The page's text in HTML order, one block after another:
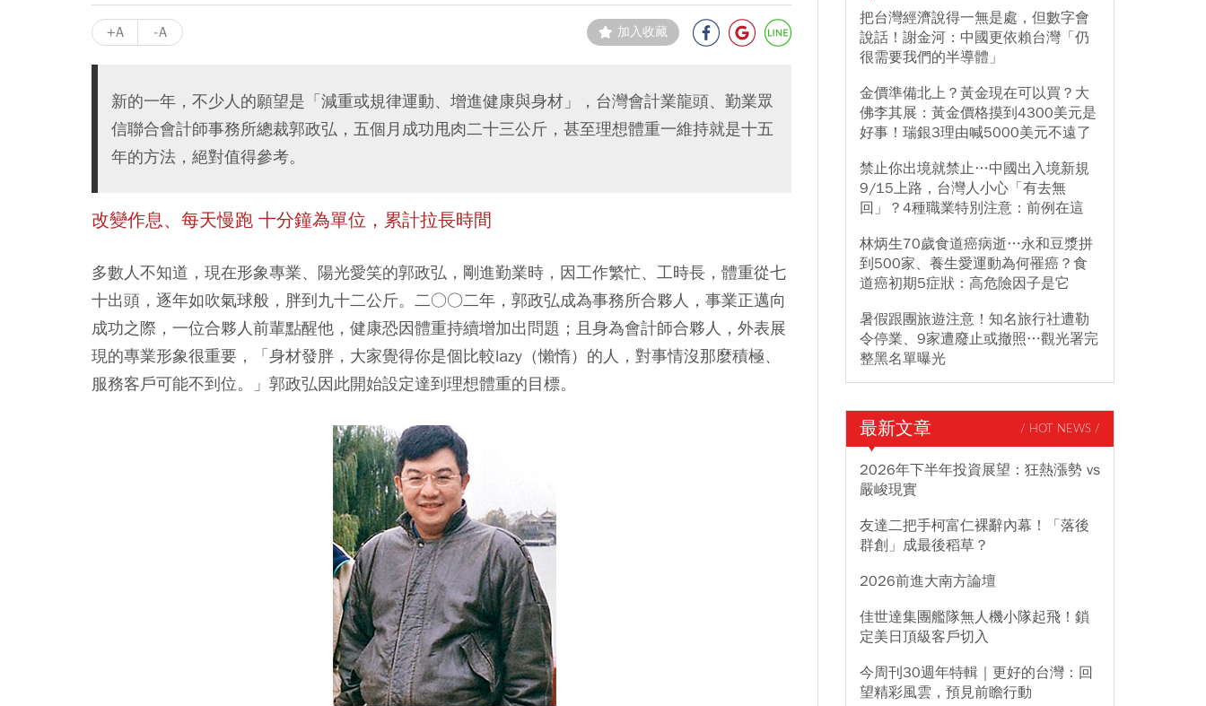
+A -A 加入收藏
新的一年，不少人的願望是「減重或規律運動、增進健康與身材」，台灣會計業龍頭、勤業眾
信聯合會計師事務所總裁郭政弘，五個月成功甩肉二十三公斤，甚至理想體重一維持就是十五
年的方法，絕對值得參考。
改變作息、每天慢跑 十分鐘為單位，累計拉長時間
多數人不知道，現在形象專業、陽光愛笑的郭政弘，剛進勤業時，因工作繁忙、工時長，體重從七
十出頭，逐年如吹氣球般，胖到九十二公斤。二○○二年，郭政弘成為事務所合夥人，事業正邁向
成功之際，一位合夥人前輩點醒他，健康恐因體重持續增加出問題；且身為會計師合夥人，外表展
現的專業形象很重要，「身材發胖，大家覺得你是個比較lazy（懶惰）的人，對事情沒那麼積極、
服務客戶可能不到位。」郭政弘因此開始設定達到理想體重的目標。
把台灣經濟說得一無是處，但數字會
說話！謝金河：中國更依賴台灣「仍
很需要我們的半導體」
金價準備北上？黃金現在可以買？大
佛李其展：黃金價格摸到4300美元是
好事！瑞銀3理由喊5000美元不遠了
禁止你出境就禁止…中國出入境新規
9/15上路，台灣人小心「有去無
回」？4種職業特別注意：前例在這
林炳生70歲食道癌病逝…永和豆漿拼
到500家、養生愛運動為何罹癌？食
道癌初期5症狀：高危險因子是它
暑假跟團旅遊注意！知名旅行社遭勒
令停業、9家遭廢止或撤照…觀光署完
整黑名單曝光
最新文章 / HOT NEWS /
2026年下半年投資展望：狂熱漲勢 vs
嚴峻現實
友達二把手柯富仁裸辭內幕！「落後
群創」成最後稻草？
2026前進大南方論壇
佳世達集團艦隊無人機小隊起飛！鎖
定美日頂級客戶切入
今周刊30週年特輯｜更好的台灣：回
望精彩風雲，預見前瞻行動